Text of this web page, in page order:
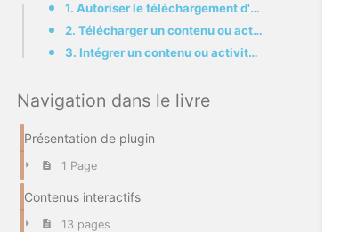
1. Autoriser le téléchargement d'un contenu ou activité H5P
2. Télécharger un contenu ou activité H5P
3. Intégrer un contenu ou activité depuis votre ordinateur
Navigation dans le livre
Présentation de plugin
1 Page
Contenus interactifs
13 pages